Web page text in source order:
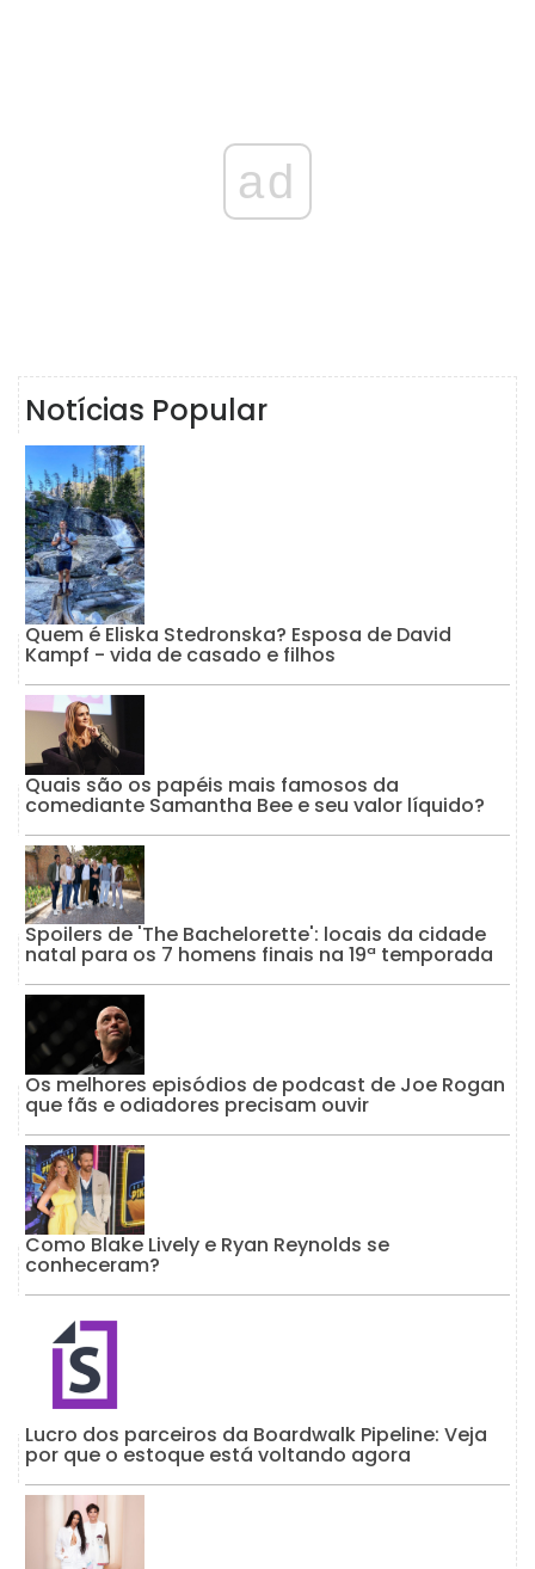
ad
Notícias Popular
Quem é Eliska Stedronska? Esposa de David
Kampf - vida de casado e filhos
Quais são os papéis mais famosos da
comediante Samantha Bee e seu valor líquido?
Spoilers de 'The Bachelorette': locais da cidade
natal para os 7 homens finais na 19ª temporada
Os melhores episódios de podcast de Joe Rogan
que fãs e odiadores precisam ouvir
Como Blake Lively e Ryan Reynolds se
conheceram?
Lucro dos parceiros da Boardwalk Pipeline: Veja
por que o estoque está voltando agora